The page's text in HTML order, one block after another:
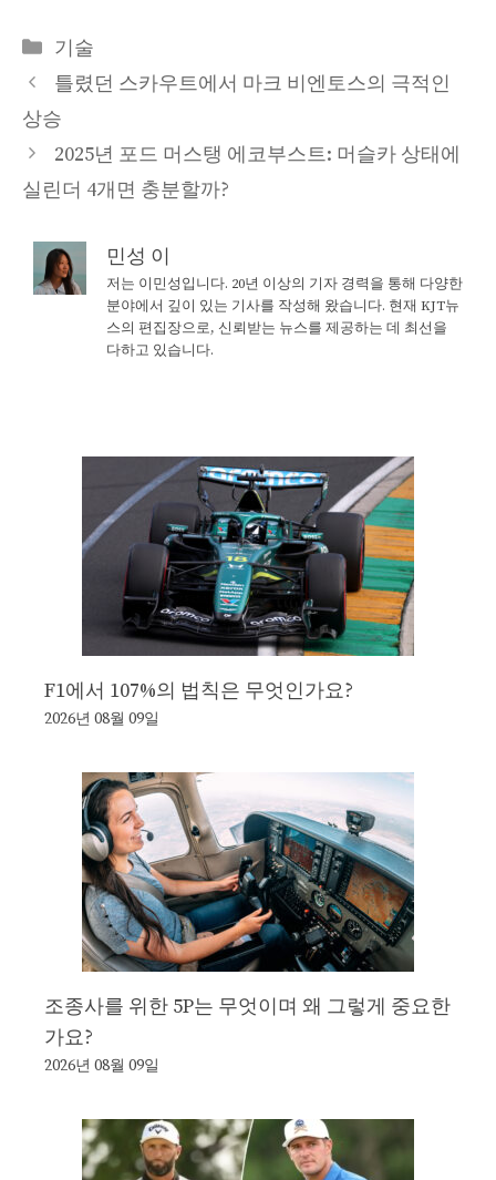
Categories
기술
틀렸던 스카우트에서 마크 비엔토스의 극적인
상승
2025년 포드 머스탱 에코부스트: 머슬카 상태에
실린더 4개면 충분할까?
민성 이
저는 이민성입니다. 20년 이상의 기자 경력을 통해 다양한
분야에서 깊이 있는 기사를 작성해 왔습니다. 현재 KJT뉴
스의 편집장으로, 신뢰받는 뉴스를 제공하는 데 최선을
다하고 있습니다.
F1에서 107%의 법칙은 무엇인가요?
2026년 08월 09일
조종사를 위한 5P는 무엇이며 왜 그렇게 중요한
가요?
2026년 08월 09일